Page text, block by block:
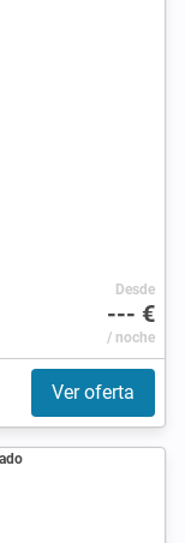
Desde
--- €
/ noche
Ver oferta